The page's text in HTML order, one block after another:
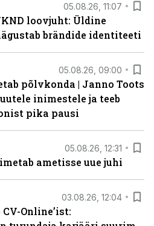
05.08.26, 11:07
loovjuht: Üldine
brändide identiteeti
05.08.26, 09:00
põlvkonda | Janno Toots
inimestele ja teeb
pika pausi
05.08.26, 12:31
ametisse uue juhi
03.08.26, 12:04
Online’ist: